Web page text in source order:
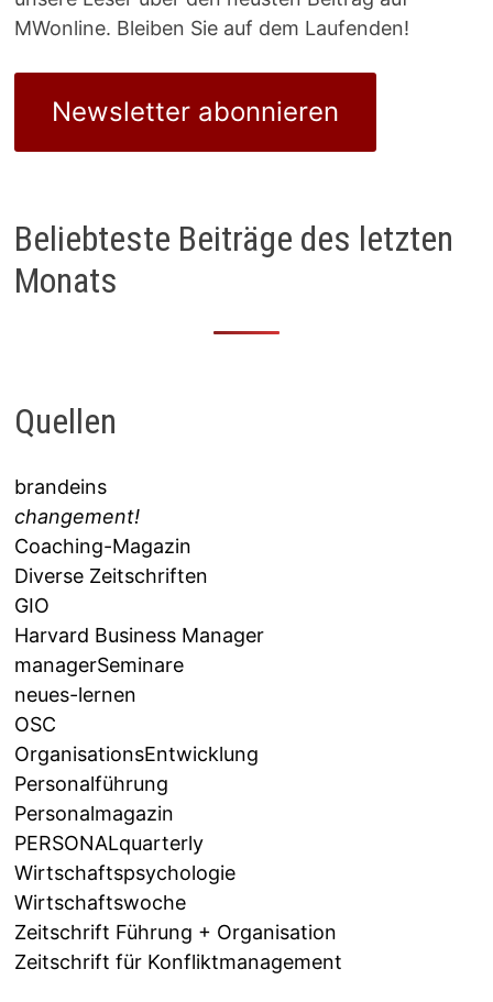
MWonline. Bleiben Sie auf dem Laufenden!
Newsletter abonnieren
Beliebteste Beiträge des letzten
Monats
Quellen
brandeins
changement!
Coaching-Magazin
Diverse Zeitschriften
GIO
Harvard Business Manager
managerSeminare
neues-lernen
OSC
OrganisationsEntwicklung
Personalführung
Personalmagazin
PERSONALquarterly
Wirtschaftspsychologie
Wirtschaftswoche
Zeitschrift Führung + Organisation
Zeitschrift für Konfliktmanagement